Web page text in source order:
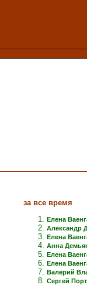
за все время
Елена
Александр
Елена
Анна
Елена
Елена
Валерий
Сергей